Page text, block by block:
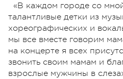
«В каждом городе со
талантливые детки из
хореографических и
мы все вместе говорим
на концерте я всех
звонить своим мамам и
взрослые мужчины в